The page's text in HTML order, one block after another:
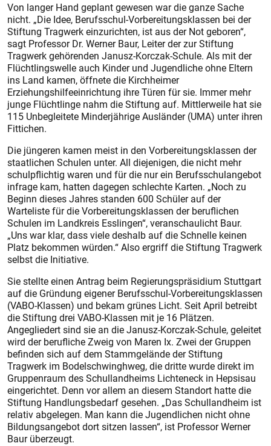
Von langer Hand geplant gewesen war die ganze Sache
nicht. „Die Idee, Berufsschul-Vorbereitungsklassen bei der
Stiftung Tragwerk einzurichten, ist aus der Not geboren“,
sagt Professor Dr. Werner Baur, Leiter der zur Stiftung
Tragwerk gehörenden Janusz-Korczak-Schule. Als mit der
Flüchtlingswelle auch Kinder und Jugendliche ohne Eltern
ins Land kamen, öffnete die Kirchheimer
Erziehungshilfeeinrichtung ihre Türen für sie. Immer mehr
junge Flüchtlinge nahm die Stiftung auf. Mittlerweile hat sie
115 Unbegleitete Minderjährige Ausländer (UMA) unter ihren
Fittichen.
Die jüngeren kamen meist in den Vorbereitungsklassen der
staatlichen Schulen unter. All diejenigen, die nicht mehr
schulpflichtig waren und für die nur ein Berufsschulangebot
infrage kam, hatten dagegen schlechte Karten. „Noch zu
Beginn dieses Jahres standen 600 Schüler auf der
Warteliste für die Vorbereitungsklassen der beruflichen
Schulen im Landkreis Esslingen“, veranschaulicht Baur.
„Uns war klar, dass viele deshalb auf die Schnelle keinen
Platz bekommen würden.“ Also ergriff die Stiftung Tragwerk
selbst die Initiative.
Sie stellte einen Antrag beim Regierungspräsidium Stuttgart
auf die Gründung eigener Berufsschul-Vorbereitungsklassen
­(VABO-Klassen) und bekam grünes Licht. Seit April betreibt
die Stiftung drei VABO-Klassen mit je 16 Plätzen.
Angegliedert sind sie an die Janusz-Korczak-Schule, geleitet
wird der berufliche Zweig von Maren Ix. Zwei der Gruppen
befinden sich auf dem Stammgelände der Stiftung
Tragwerk im Bodelschwinghweg, die dritte wurde direkt im
Gruppenraum des Schullandheims Lich­teneck in Hepsisau
eingerichtet. Denn vor allem an diesem Standort hatte die
Stiftung Handlungsbedarf gesehen. „Das Schullandheim ist
relativ abgelegen. Man kann die Jugendlichen nicht ohne
Bildungsangebot dort sitzen lassen“, ist Professor Werner
Baur überzeugt.